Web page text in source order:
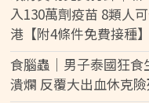
入130萬劑疫苗 8類人
港【附4條件免費接種】
食腦蟲｜男子泰國狂
潰爛 反覆大出血休克